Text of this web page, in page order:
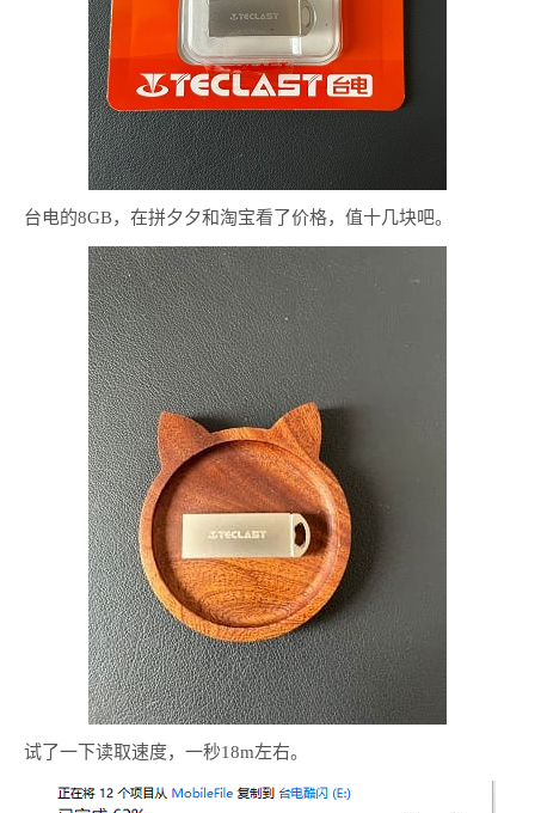
台电的8GB，在拼夕夕和淘宝看了价格，值十几块吧。
试了一下读取速度，一秒18m左右。